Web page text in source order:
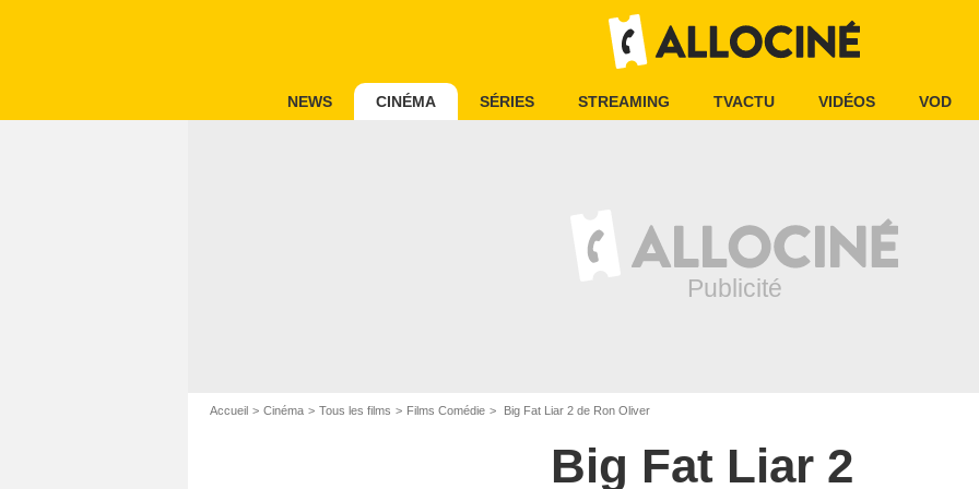
NEWS CINÉMA SÉRIES STREAMING TVACTU VIDÉOS VOD
Accueil Cinéma Tous les films Films Comédie Big Fat Liar 2 de Ron Oliver
Big Fat Liar 2